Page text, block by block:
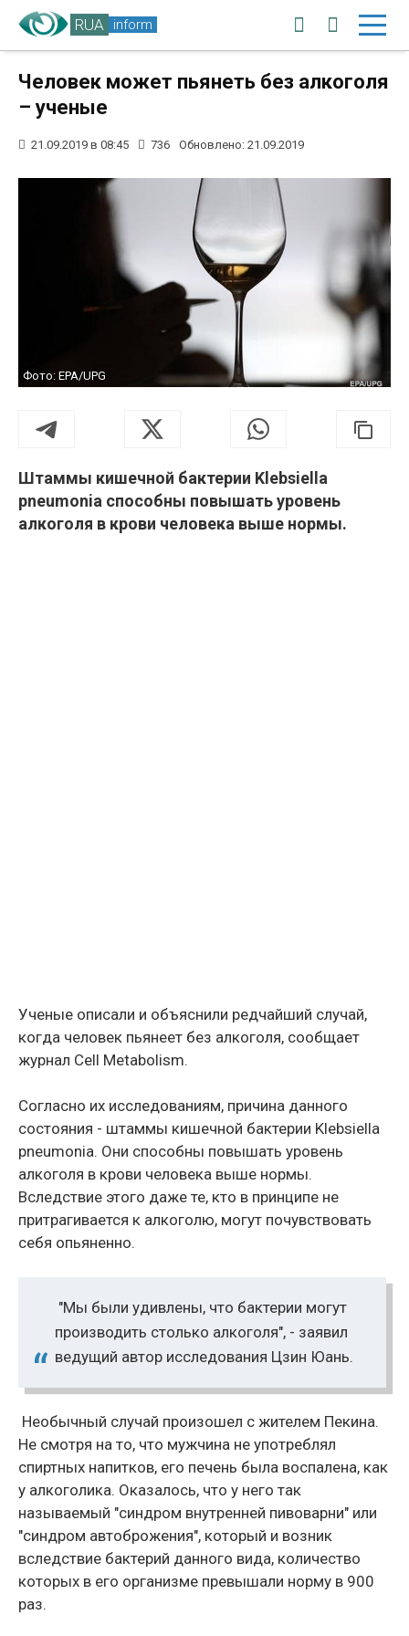
RUA inform
Человек может пьянеть без алкоголя
– ученые
21.09.2019 в 08:45 736 Обновлено: 21.09.2019
Фото: EPA/UPG
Штаммы кишечной бактерии Klebsiella
pneumonia способны повышать уровень
алкоголя в крови человека выше нормы.
Ученые описали и объяснили редчайший случай,
когда человек пьянеет без алкоголя, сообщает
журнал Cell Metabolism.
Согласно их исследованиям, причина данного
состояния - штаммы кишечной бактерии Klebsiella
pneumonia. Они способны повышать уровень
алкоголя в крови человека выше нормы.
Вследствие этого даже те, кто в принципе не
притрагивается к алкоголю, могут почувствовать
себя опьяненно.
"Мы были удивлены, что бактерии могут
производить столько алкоголя", - заявил
ведущий автор исследования Цзин Юань.
Необычный случай произошел с жителем Пекина.
Не смотря на то, что мужчина не употреблял
спиртных напитков, его печень была воспалена, как
у алкоголика. Оказалось, что у него так
называемый "синдром внутренней пивоварни" или
"синдром автоброжения", который и возник
вследствие бактерий данного вида, количество
которых в его организме превышали норму в 900
раз.